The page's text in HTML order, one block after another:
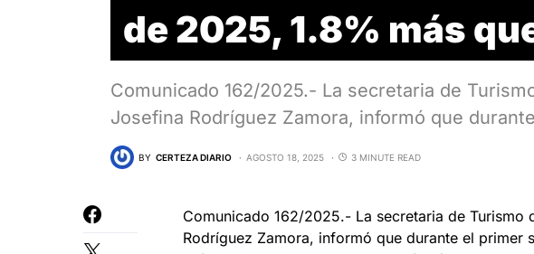
de 2025, 1.8% más
Comunicado 162/2025.- La secretaria de
Josefina Rodríguez Zamora, informó que
BY CERTEZA DIARIO AGOSTO 18, 2025 3 MINUTE READ
Comunicado 162/2025.- La secretaria de Turismo
Rodríguez Zamora, informó que durante el primer